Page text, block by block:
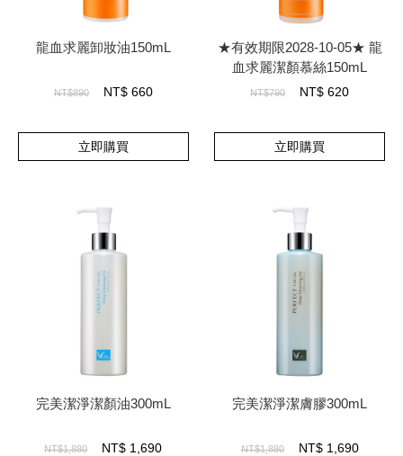
龍血求麗卸妝油150mL
NT$890 NT$ 660
立即購買
★有效期限2028-10-05★ 龍
血求麗潔顏慕絲150mL
NT$790 NT$620
立即購買
完美潔淨潔顏油300mL
NT$1,880 NT$ 1,690
完美潔淨潔膚膠300mL
NT$1,880 NT$ 1,690